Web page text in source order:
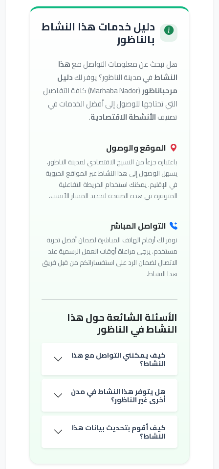
دليل خدمات هذا النشاط
بالناظور
هل تبحث عن معلومات التواصل معهذا
النشاطفي مدينة الناظور؟ يوفر لكدليل
مرحباناظور
(Marhaba Nador) كافة التفاصيل
التي تحتاجها للوصول إلى أفضل الخدمات في
تصنيفالأنشطة الاقتصادية.
الموقع والوصول
باعتباره جزءاً من النسيج الاقتصادي لمدينة الناظور،
يسهل الوصول إلى هذا النشاط عبر المواقع الحيوية
في الإقليم. يمكنك استخدام الخريطة التفاعلية
المتوفرة في هذه الصفحة لتحديد المسار الأنسب.
التواصل المباشر
نوفر لك أرقام الهاتف المباشرة لضمان أفضل تجربة
مستخدم. يرجى مراعاة أوقات العمل الرسمية عند
الاتصال لضمان الرد على استفساراتكم من قبل فريق
هذا النشاط.
الأسئلة الشائعة حول هذا
النشاط في الناظور
كيف يمكنني التواصل مع هذا
النشاط؟
هل يتوفر هذا النشاط في مدن
أخرى غير الناظور؟
كيف أقوم بتحديث بيانات هذا
النشاط؟